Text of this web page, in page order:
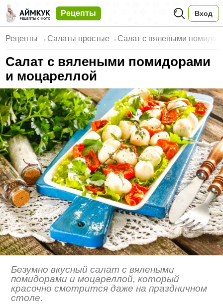
Рецепты Вход
Рецепты → Салаты простые → Салат с вялеными
Салат с вялеными помидорами
и моцареллой
Безумно вкусный салат с вялеными
помидорами и моцареллой, который
красочно смотрится даже на праздничном
столе.